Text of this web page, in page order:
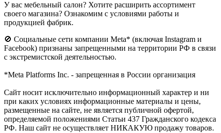
У вас мебельный салон? Хотите расширить ассортимент
своего магазина? Ознакомим с условиями работы и
продукцией фабрик.
🚫 Социальные сети компании Meta* (включая Instagram и
Facebook) признаны запрещенными на территории РФ в связи
с экстремистской деятельностью.
*Meta Platforms Inc. - запрещенная в России организация
Cайт носит исключительно информационный характер и ни
при каких условиях информационные материалы и цены,
размещенные на сайте, не является публичной офертой,
определяемой положениями Статьи 437 Гражданского кодекса
РФ. Наш сайт не осуществляет НИКАКУЮ продажу товаров.